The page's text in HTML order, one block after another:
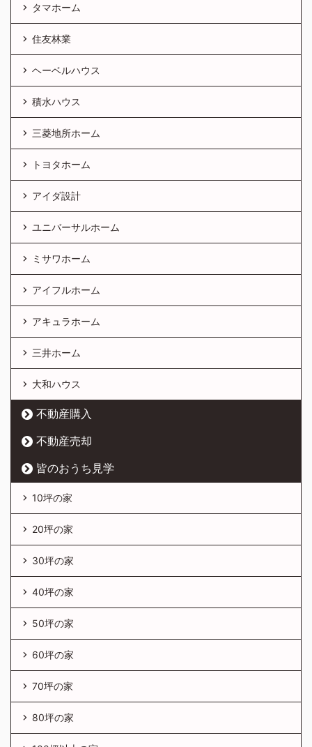
タマホーム
住友林業
ヘーベルハウス
積水ハウス
三菱地所ホーム
トヨタホーム
アイダ設計
ユニバーサルホーム
ミサワホーム
アイフルホーム
アキュラホーム
三井ホーム
大和ハウス
不動産購入
不動産売却
皆のおうち見学
10坪の家
20坪の家
30坪の家
40坪の家
50坪の家
60坪の家
70坪の家
80坪の家